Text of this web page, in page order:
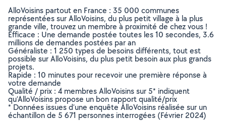
AlloVoisins partout en France : 35 000 communes
représentées sur AlloVoisins, du plus petit village à la plus
grande ville, trouvez un membre à proximité de chez vous !
Efficace : Une demande postée toutes les 10 secondes, 3.6
millions de demandes postées par an
Généraliste : 1 250 types de besoins différents, tout est
possible sur AlloVoisins, du plus petit besoin aux plus grands
projets.
Rapide : 10 minutes pour recevoir une première réponse à
votre demande
Qualité / prix : 4 membres AlloVoisins sur 5* indiquent
qu’AlloVoisins propose un bon rapport qualité/prix
* Données issues d’une enquête AlloVoisins réalisée sur un
échantillon de 5 671 personnes interrogées (Février 2024)